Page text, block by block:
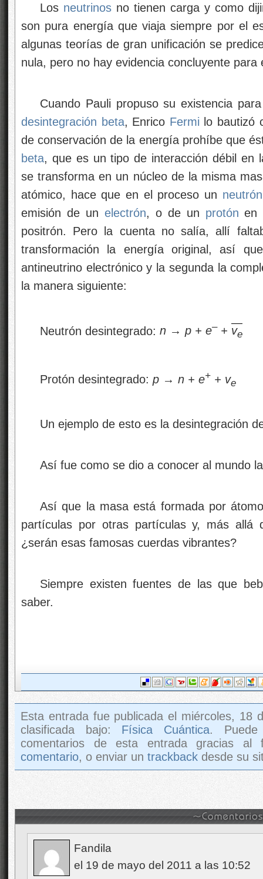
Los neutrinos no tienen carga y como
son pura energía que viaja siempre por el
algunas teorías de gran unificación se
nula, pero no hay evidencia concluyente para
Cuando Pauli propuso su existencia
desintegración beta, Enrico Fermi lo bautizó
de conservación de la energía prohíbe que
beta, que es un tipo de interacción débil en
se transforma en un núcleo de la misma
atómico, hace que en el proceso un neutrón
emisión de un electrón, o de un protón
positrón. Pero la cuenta no salía, allí
transformación la energía original, así
antineutrino electrónico y la segunda la
la manera siguiente:
Neutrón desintegrado: n → p + e–+ ve
Protón desintegrado: p → n + e+ + ve
Un ejemplo de esto es la desintegración
Así fue como se dio a conocer al mundo
Así que la masa está formada por
partículas por otras partículas y, más allá
¿serán esas famosas cuerdas vibrantes?
Siempre existen fuentes de las que
saber.
Esta entrada fue publicada el miércoles, 18
clasificada bajo: Física Cuántica.
comentarios de esta entrada gracias
comentario, o enviar un trackback desde su
Fandila
el 19 de mayo del 2011 a las 10:52